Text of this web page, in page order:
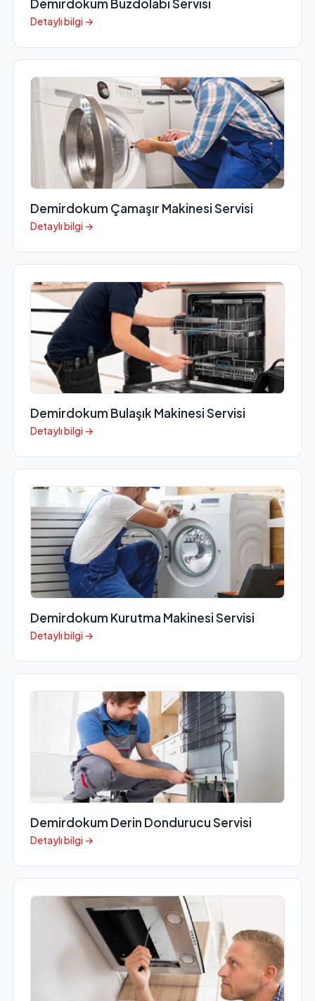
Demirdokum Buzdolabı Servisi
Detaylı bilgi →
Demirdokum Çamaşır Makinesi Servisi
Detaylı bilgi →
Demirdokum Bulaşık Makinesi Servisi
Detaylı bilgi →
Demirdokum Kurutma Makinesi Servisi
Detaylı bilgi →
Demirdokum Derin Dondurucu Servisi
Detaylı bilgi →